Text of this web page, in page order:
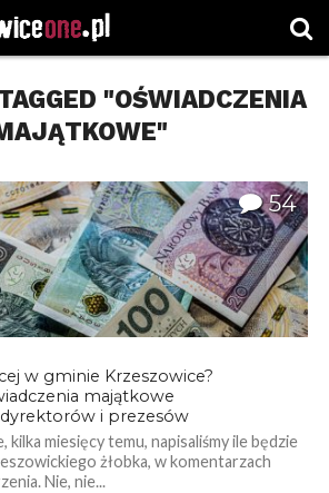
"OŚWIADCZENIA
54
w gminie Krzeszowice?
majątkowe
i prezesów
kilka miesięcy temu, napisaliśmy ile będzie
żłobka, w komentarzach
Nie, nie...